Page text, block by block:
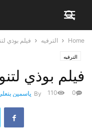
Home الترفيه فيلم بوذي
الترفيه
فيلم بوذي
By ياسمين 0
110